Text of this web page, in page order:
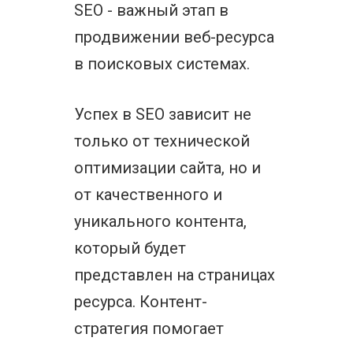
SEO - важный этап в
продвижении веб-ресурса
в поисковых системах.
Успех в SEO зависит не
только от технической
оптимизации сайта, но и
от качественного и
уникального контента,
который будет
представлен на страницах
ресурса. Контент-
стратегия помогает